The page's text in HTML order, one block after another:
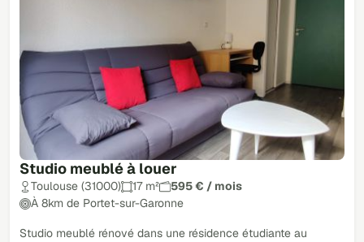
Studio meublé à louer
Toulouse (31000) 17 m²
595 € / mois
À 8km de Portet-sur-Garonne
Studio meublé rénové dans une résidence étudiante au